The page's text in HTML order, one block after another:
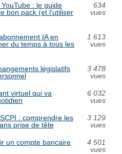
: le guide
bon pack (et l’utiliser
634
vues
IA en
du temps à tous les
1 613
vues
législatifs
3 478
vues
virtuel qui va
6 032
vues
: comprendre les
prise de tête
3 129
vues
un compte bancaire
4 501
vues